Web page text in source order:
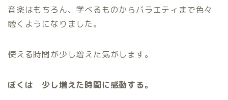
音楽はもちろん、学べるものからバラエティまで色々
聴くようになりました。
使える時間が少し増えた気がします。
ぼくは 少し増えた時間に感動する。